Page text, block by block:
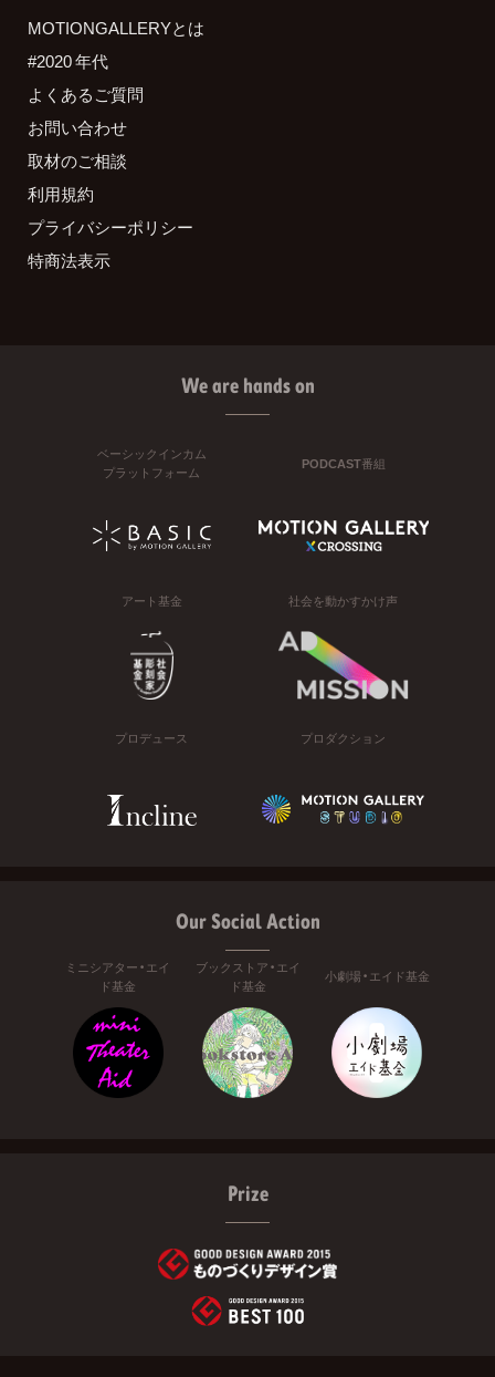
MOTIONGALLERYとは
#2020 年代
よくあるご質問
お問い合わせ
取材のご相談
利用規約
プライバシーポリシー
特商法表示
We are hands on
ベーシックインカム
プラットフォーム
PODCAST番組
アート基金 社会を動かすかけ声
プロデュース プロダクション
Our Social Action
ミニシアター・エイ
ド基金
ブックストア・エイ
ド基金
小劇場・エイド基金
Prize